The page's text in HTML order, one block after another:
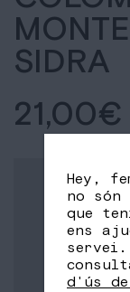
SIDRA
21,00€
Hey,
no són
que
ens
servei.
d'ús